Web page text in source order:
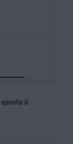
sposta il